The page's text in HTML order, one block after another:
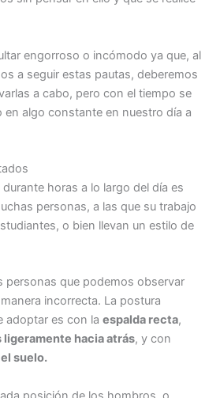
engorroso o incómodo ya que, al
a seguir estas pautas, deberemos
a cabo, pero con el tiempo se
algo constante en nuestro día a
horas a lo largo del día es
personas, a las que su trabajo
o bien llevan un estilo de
personas que podemos observar
incorrecta. La postura
adoptar es con la espalda recta,
ligeramente hacia atrás, y con
suelo.